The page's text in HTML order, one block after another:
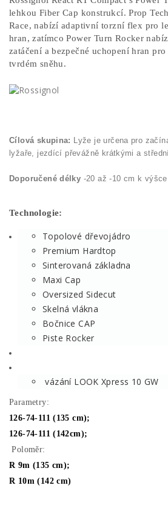
lehkou Fiber Cap konstrukcí. Prop
Race, nabízí adaptivní torzní flex pro
hran, zatímco Power Turn Rocker
zatáčení a bezpečné uchopení hran
tvrdém sněhu.
Cílová skupina: Lyže je určena pro
lyžaře, jezdící převážně krátkými a
Doporučené délky -20 až -10 cm k
Technologie:
Topolové dřevojádro
Premium Hardtop
Sinterovaná základna
Maxi Cap
Oversized Sidecut
Skelná vlákna
Bočnice CAP
Piste Rocker
vázání LOOK Xpress 10 GW
Parametry:
126-74-111 (135 cm);
126-74-111 (142cm);
Poloměr:
R 9m (135 cm);
R 10m (142 cm)